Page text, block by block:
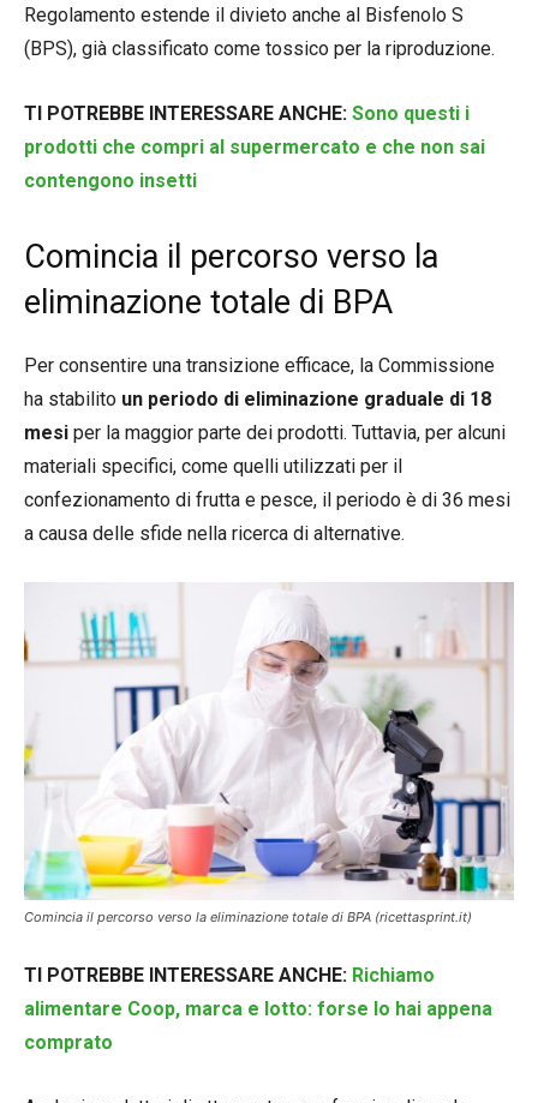
Regolamento estende il divieto anche al Bisfenolo S
(BPS), già classificato come tossico per la riproduzione.
TI POTREBBE INTERESSARE ANCHE: Sono questi i
prodotti che compri al supermercato e che non sai
contengono insetti
Comincia il percorso verso la
eliminazione totale di BPA
Per consentire una transizione efficace, la Commissione
ha stabilito un periodo di eliminazione graduale di 18
mesi per la maggior parte dei prodotti. Tuttavia, per alcuni
materiali specifici, come quelli utilizzati per il
confezionamento di frutta e pesce, il periodo è di 36 mesi
a causa delle sfide nella ricerca di alternative.
Comincia il percorso verso la eliminazione totale di BPA (ricettasprint.it)
TI POTREBBE INTERESSARE ANCHE: Richiamo
alimentare Coop, marca e lotto: forse lo hai appena
comprato